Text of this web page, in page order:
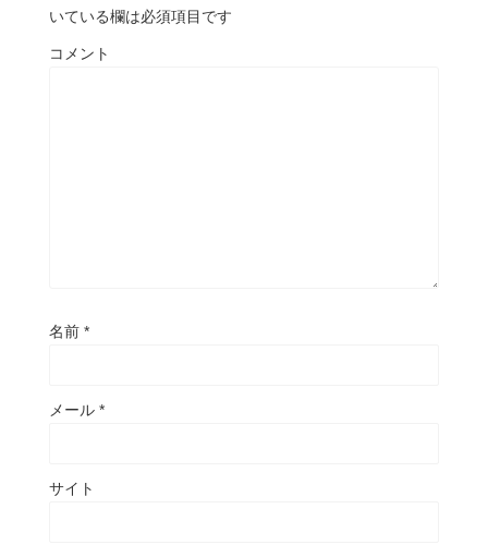
いている欄は必須項目です
コメント
名前 *
メール *
サイト